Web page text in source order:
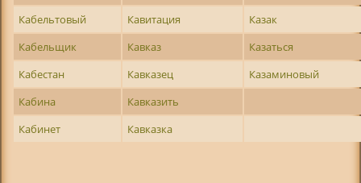
Кабельтовый Кавитация
Казак
Кабельщик
Кавказ
Казаться
Кабестан
Кавказец
Казаминовый
Кабина
Кавказить
Кабинет
Кавказка